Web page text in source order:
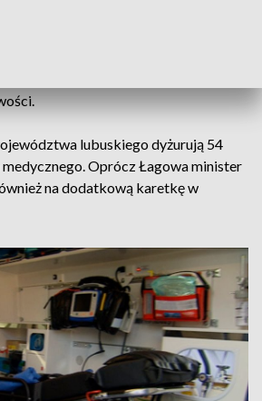
lubuskiego dyżurują 54
Oprócz Łagowa minister
na dodatkową karetkę w